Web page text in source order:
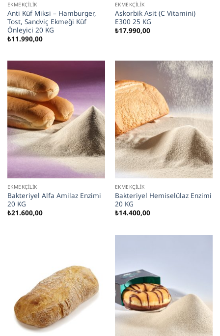
EKMEKÇILIK
Anti Küf Miksi – Hamburger,
Tost, Sandviç Ekmeği Küf
Önleyici 20 KG
₺11.990,00
EKMEKÇILIK
Askorbik Asit (C Vitamini)
E300 25 KG
₺17.990,00
EKMEKÇILIK
Bakteriyel Alfa Amilaz Enzimi
20 KG
₺21.600,00
EKMEKÇILIK
Bakteriyel Hemiselülaz Enzimi
20 KG
₺14.400,00